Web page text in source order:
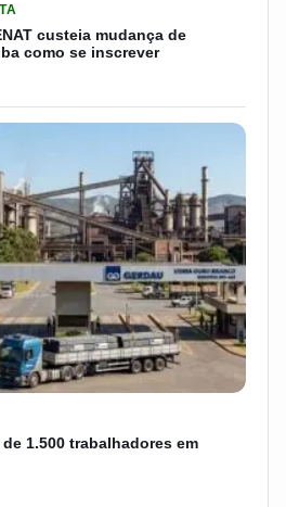
custeia mudança de
como se inscrever
1.500 trabalhadores em